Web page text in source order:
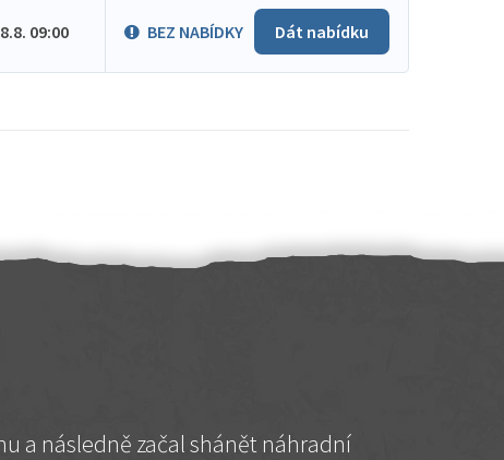
09:00 BEZ NABÍDKY Dát nabídku
a následně začal shánět náhradní